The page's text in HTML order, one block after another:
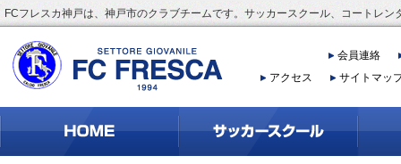
FCフレスカ神戸は、神戸市のクラブチームです。サッカースクール、コートレン
会員連絡
アクセス
サイトマッ